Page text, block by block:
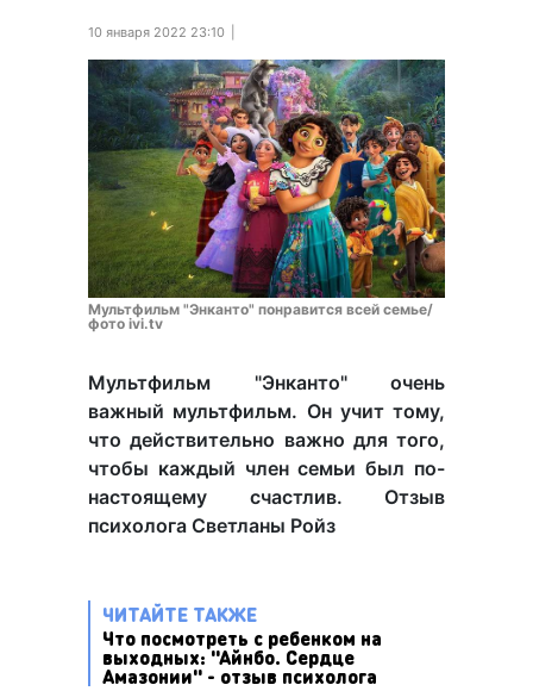
10 января 2022 23:10
Мультфильм "Энканто" понравится всей семье/
фото ivi.tv
Мультфильм "Энканто" очень
важный мультфильм. Он учит тому,
что действительно важно для того,
чтобы каждый член семьи был по-
настоящему счастлив. Отзыв
психолога Светланы Ройз
ЧИТАЙТЕ ТАКЖЕ
Что посмотреть с ребенком на
выходных: "Айнбо. Сердце
Амазонии" - отзыв психолога